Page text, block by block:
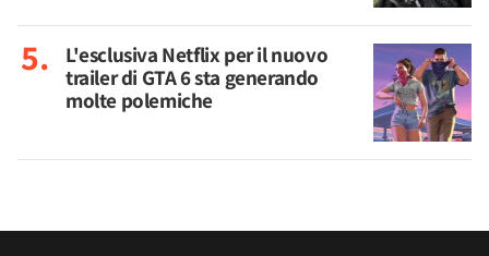
L'esclusiva Netflix per il nuovo
trailer di GTA 6 sta generando
molte polemiche